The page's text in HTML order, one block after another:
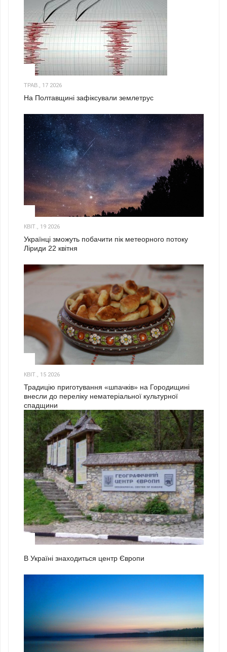
ТРАВ., 17 2026
На Полтавщині зафіксували землетрус
КВІТ., 19 2026
Українці зможуть побачити пік метеорного потоку
Ліриди 22 квітня
КВІТ., 15 2026
Традицію приготування «шпачків» на Городищині
внесли до переліку нематеріальної культурної
спадщини
В Україні знаходиться центр Європи